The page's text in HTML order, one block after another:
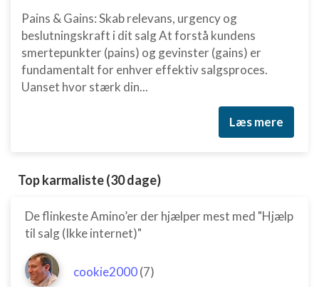
Pains & Gains: Skab relevans, urgency og
beslutningskraft i dit salg At forstå kundens
smertepunkter (pains) og gevinster (gains) er
fundamentalt for enhver effektiv salgsproces.
Uanset hvor stærk din...
Læs mere
Top karmaliste (30 dage)
De flinkeste Amino’er der hjælper mest med "Hjælp
til salg (Ikke internet)"
cookie2000(7)